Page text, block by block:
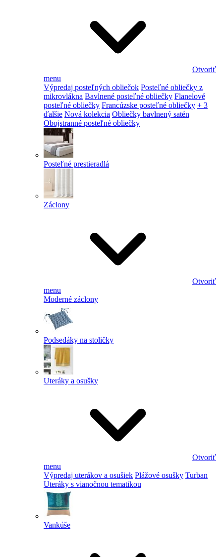
Otvoriť
menu
Výpredaj posteľných obliečok Posteľné obliečky z
mikrovlákna Bavlnené posteľné obliečky Flanelové
posteľné obliečky Francúzske posteľné obliečky + 3
ďalšie Nová kolekcia Obliečky bavlnený satén
Obojstranné posteľné obliečky
Posteľné prestieradlá
Záclony
Otvoriť
menu
Moderné záclony
Podsedáky na stoličky
Uteráky a osušky
Otvoriť
menu
Výpredaj uterákov a osušiek Plážové osušky Turban
Uteráky s vianočnou tematikou
Vankúše